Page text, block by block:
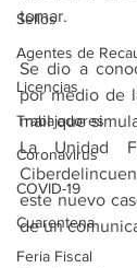
Sellos
Agentes de
Licencias
Trabajadores
Coronavirus
COVID-19
Cuarentena
Feria Fiscal
tomar.
Se dio a
por medio de
mail que
La Unidad
este nuevo
de un